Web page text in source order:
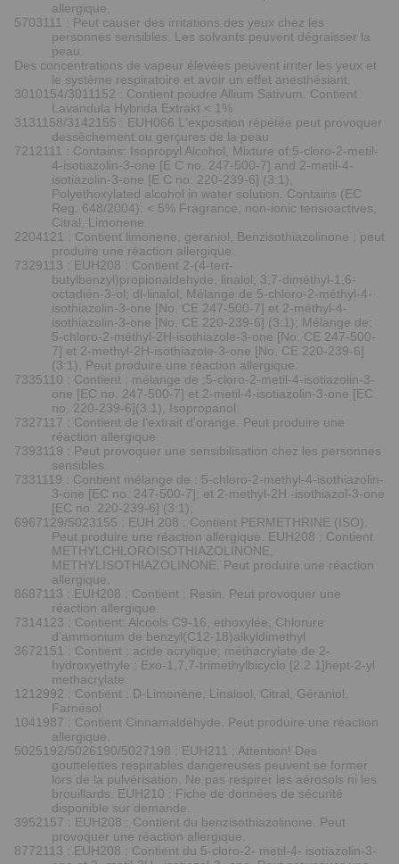
allergique.
5703111 : Peut causer des irritations des yeux chez les
personnes sensibles. Les solvants peuvent dégraisser la
peau.
Des concentrations de vapeur élevées peuvent irriter les yeux et
le système respiratoire et avoir un effet anesthésiant.
3010154/3011152 : Contient poudre Allium Sativum. Contient
Lavandula Hybrida Extrakt < 1%
3131158/3142155 : EUH066 L'exposition répétée peut provoquer
dessèchement ou gerçures de la peau
7212111 : Contains: Isopropyl Alcohol, Mixture of:5-cloro-2-metil-
4-isotiazolin-3-one [E C no. 247-500-7] and 2-metil-4-
isotiazolin-3-one [E C no. 220-239-6] (3:1),
Polyethoxylated alcohol in water solution. Contains (EC
Reg. 648/2004): < 5% Fragrance, non-ionic tensioactives,
Citral, Limonene
2204121 : Contient limonene, geraniol, Benzisothiazolinone ; peut
produire une réaction allergique.
7329113 : EUH208 : Contient 2-(4-tert-
butylbenzyl)propionaldehyde, linalol; 3,7-diméthyl-1,6-
octadién-3-ol; dl-linalol, Mélange de 5-chloro-2-méthyl-4-
isothiazolin-3-one [No. CE 247-500-7] et 2-méthyl-4-
isothiazolin-3-one [No. CE 220-239-6] (3:1); Mélange de:
5-chloro-2-méthyl-2H-isothiazole-3-one [No. CE 247-500-
7] et 2-methyl-2H-isothiazole-3-one [No. CE 220-239-6]
(3:1). Peut produire une réaction allergique.
7335110 : Contient : mélange de :5-cloro-2-metil-4-isotiazolin-3-
one [EC no. 247-500-7] et 2-metil-4-isotiazolin-3-one [EC
no. 220-239-6](3:1), Isopropanol.
7327117 : Contient de l'extrait d'orange. Peut produire une
réaction allergique.
7393119 : Peut provoquer une sensibilisation chez les personnes
sensibles.
7331119 : Contient mélange de : 5-chloro-2-methyl-4-isothiazolin-
3-one [EC no. 247-500-7]; et 2-methyl-2H -isothiazol-3-one
[EC no. 220-239-6] (3:1);
6967129/5023155 : EUH 208 : Contient PERMETHRINE (ISO).
Peut produire une réaction allergique. EUH208 : Contient
METHYLCHLOROISOTHIAZOLINONE,
METHYLISOTHIAZOLINONE. Peut produire une réaction
allergique.
8687113 : EUH208 : Contient : Resin. Peut provoquer une
réaction allergique.
7314123 : Contient: Alcools C9-16, ethoxylée, Chlorure
d’ammonium de benzyl(C12-18)alkyldimethyl
3672151 : Contient : acide acrylique; méthacrylate de 2-
hydroxyéthyle ; Exo-1,7,7-trimethylbicyclo [2.2.1]hept-2-yl
methacrylate.
1212992 : Contient : D-Limonène, Linalool, Citral, Géraniol,
Farnésol
1041987 : Contient Cinnamaldéhyde. Peut produire une réaction
allergique.
5025192/5026190/5027198 : EUH211 : Attention! Des
gouttelettes respirables dangereuses peuvent se former
lors de la pulvérisation. Ne pas respirer les aérosols ni les
brouillards. EUH210 : Fiche de données de sécurité
disponible sur demande.
3952157 : EUH208 : Contient du benzisothiazolinone. Peut
provoquer une réaction allergique.
8772113 : EUH208 : Contient du 5-cloro-2- metil-4- isotiazolin-3-